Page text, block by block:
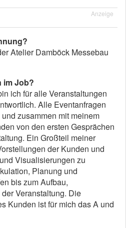
Anzeige
Atelier Damböck Messebau
im Job?
ich für alle Veranstaltungen
Alle Eventanfragen
zusammen mit meinem
von den ersten Gesprächen
Ein Großteil meiner
der Kunden und
Visualisierungen zu
Planung und
bis zum Aufbau,
Veranstaltung. Die
Kunden ist für mich das A und